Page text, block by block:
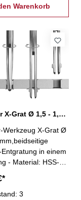
einfache und
besonders
für jede Maschine
jedes Wekstück-
45°-
Warenkorb
Entgrater X-Grat Ø 1,5 - 1,6 mm, XG-1,5
Werkzeug X-Grat Ø
in einem
- Material: HSS-
an unzugänglichen
Hohlkörper)-
3